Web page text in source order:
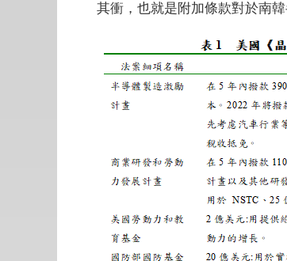
其衝，也就是附加條款對於南